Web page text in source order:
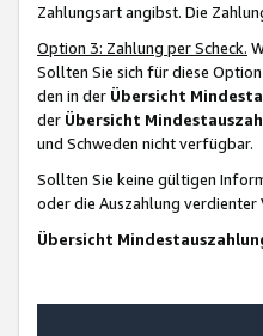
Zahlungsart angibst. Die
Option 3: Zahlung per Scheck.
Sollten Sie sich für diese
den in der Übersicht
der Übersicht
und Schweden nicht verfügbar.
Sollten Sie keine gültigen
oder die Auszahlung
Übersicht